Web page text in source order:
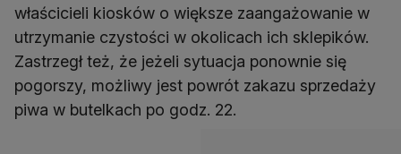
właścicieli kiosków o większe zaangażowanie w
utrzymanie czystości w okolicach ich sklepików.
Zastrzegł też, że jeżeli sytuacja ponownie się
pogorszy, możliwy jest powrót zakazu sprzedaży
piwa w butelkach po godz. 22.